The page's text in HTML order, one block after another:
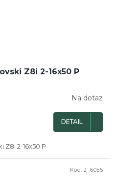
Z8i 2-16x50 P
Na dotaz
DETAIL
Z8i 2-16x50 P
Kód: 2_6055